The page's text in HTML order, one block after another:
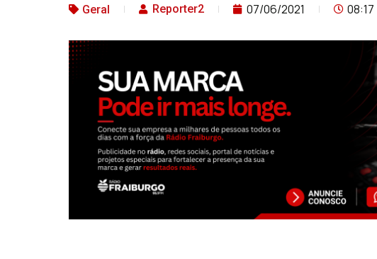
Geral Reporter2 07/06/2021 08:17